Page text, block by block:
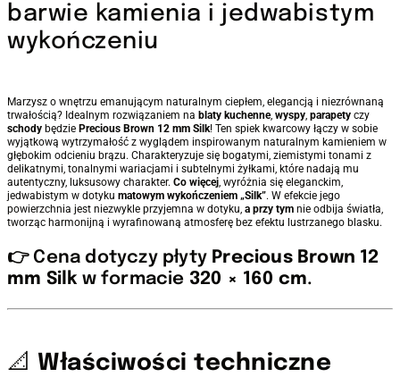
barwie kamienia i jedwabistym
wykończeniu
Marzysz o wnętrzu emanującym naturalnym ciepłem, elegancją i niezrównaną
trwałością? Idealnym rozwiązaniem na blaty kuchenne, wyspy, parapety czy
schody będzie Precious Brown 12 mm Silk! Ten spiek kwarcowy łączy w sobie
wyjątkową wytrzymałość z wyglądem inspirowanym naturalnym kamieniem w
głębokim odcieniu brązu. Charakteryzuje się bogatymi, ziemistymi tonami z
delikatnymi, tonalnymi wariacjami i subtelnymi żyłkami, które nadają mu
autentyczny, luksusowy charakter. Co więcej, wyróżnia się eleganckim,
jedwabistym w dotyku matowym wykończeniem „Silk”. W efekcie jego
powierzchnia jest niezwykle przyjemna w dotyku, a przy tym nie odbija światła,
tworząc harmonijną i wyrafinowaną atmosferę bez efektu lustrzanego blasku.
👉 Cena dotyczy płyty Precious Brown 12
mm Silk w formacie 320 × 160 cm.
📐 Właściwości techniczne